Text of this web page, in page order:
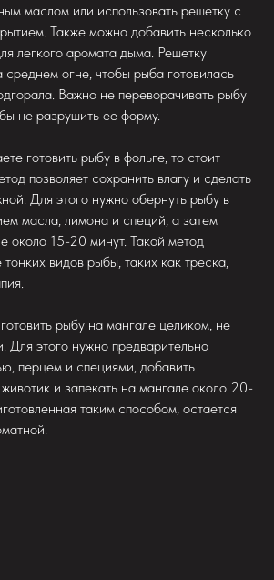
маслом или использовать решетку с
Также можно добавить несколько
легкого аромата дыма. Решетку
среднем огне, чтобы рыба готовилась
Важно не переворачивать рыбу
не разрушить ее форму.
готовить рыбу в фольге, то стоит
позволяет сохранить влагу и сделать
Для этого нужно обернуть рыбу в
масла, лимона и специй, а затем
около 15-20 минут. Такой метод
видов рыбы, таких как треска,
рыбу на мангале целиком, не
Для этого нужно предварительно
перцем и специями, добавить
и запекать на мангале около 20-
таким способом, остается